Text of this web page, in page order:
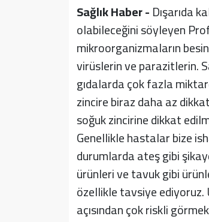
Sağlık Haber -Dışarıda
olabileceğini söyleyen
mikroorganizmaların
virüslerin ve parazitlerin.
gıdalarda çok fazla
zincire biraz daha az
soğuk zincirine dikkat
Genellikle hastalar bize
durumlarda ateş gibi
ürünleri ve tavuk gibi
özellikle tavsiye ediyoruz.
açısından çok riskli